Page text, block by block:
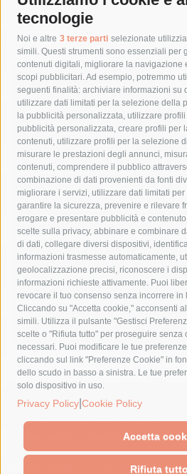
tecnologie
Noi e altre 3 terze parti selezionate
simili. Questi strumenti sono essenziali per
contenuti digitali, migliorare la navigazione
scopi pubblicitari. Ad esempio, potremmo
seguenti finalità: archiviare informazioni su
utilizzare dati limitati per la selezione della
la pubblicità personalizzata, utilizzare
pubblicità personalizzata, creare profili per
contenuti, utilizzare profili per la selezione
misurare le prestazioni degli annunci,
contenuti, comprendere il pubblico
combinazione di dati provenienti da fonti
migliorare i servizi, utilizzare dati limitati
garantire la sicurezza, prevenire e rilevare
erogare e presentare pubblicità e
scelte sulla privacy, abbinare e combinare
di dati, collegare diversi dispositivi,
informazioni trasmesse automaticamente,
geolocalizzazione precisi, riconoscere i
informazioni richieste attivamente. Puoi
revocare il tuo consenso senza incorrere in
Cliccando su "Accetta cookie," acconsenti
simili. Utilizza il pulsante "Gestisci
scelte o "Rifiuta tutto" per proseguire senza
necessari. Puoi modificare le tue
cliccando sul link "Preferenze Cookie" in
dello scudo in basso a sinistra. Le tue
solo dispositivo in uso.
Privacy Policy Cookie Policy
Accetta
Rifiuta tutto
Tag
acqua allerta meteo
anas
area marina protetta di punta
Asl Napoli 3 sud
capitaneria di
castellammare di stabia
comune di sorrento
concerto
costiera amalfitana
covid-19 eav
fondazione sorrento
gori
lavori
lorenzo balducelli mare
massimo coppola
Meta napoli
penisola sorrentina
piano di
protezione civile
Regione
sindaco cuomo
sorrento studenti
turismo
Vico Equense villa
© 2015 SorrentoPress. All rights
Il giornale online della Penisola
Cookie Policy